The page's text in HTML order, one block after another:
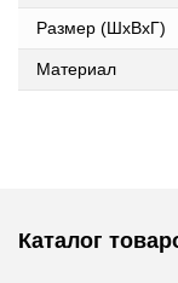
Размер (ШxВxГ)
Материал
Каталог